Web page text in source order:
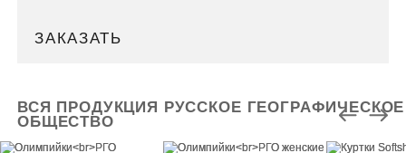
ЗАКАЗАТЬ
ВСЯ ПРОДУКЦИЯ РУССКОЕ ГЕОГРАФИЧЕСКОЕ
ОБЩЕСТВО